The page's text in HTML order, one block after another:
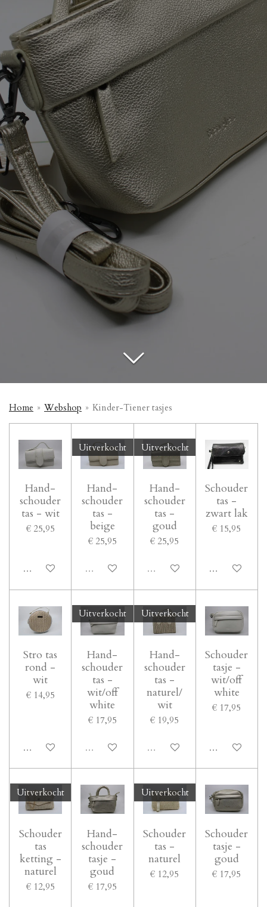
Home » Webshop » Kinder-Tiener tasjes
Hand-
schouder
tas - wit
€ 25,95
In winkelwagen
Uitverkocht
Hand-
schouder
tas -
beige
€ 25,95
Uitverkocht
Uitverkocht
Hand-
schouder
tas -
goud
€ 25,95
Uitverkocht
Schouder
tas -
zwart lak
€ 15,95
In
Stro tas
rond -
wit
€ 14,95
In winkelwagen
Uitverkocht
Hand-
schouder
tas -
wit/off
white
€ 17,95
Uitverkocht
Uitverkocht
Hand-
schouder
tas -
naturel/
wit
€ 19,95
Uitverkocht
Schouder
tasje -
wit/off
white
€ 17,95
In
Uitverkocht
Schouder
tas
ketting -
naturel
€ 12,95
Hand-
schouder
tasje -
goud
€ 17,95
Uitverkocht
Schouder
tas -
naturel
€ 12,95
Schouder
tasje -
goud
€ 17,95